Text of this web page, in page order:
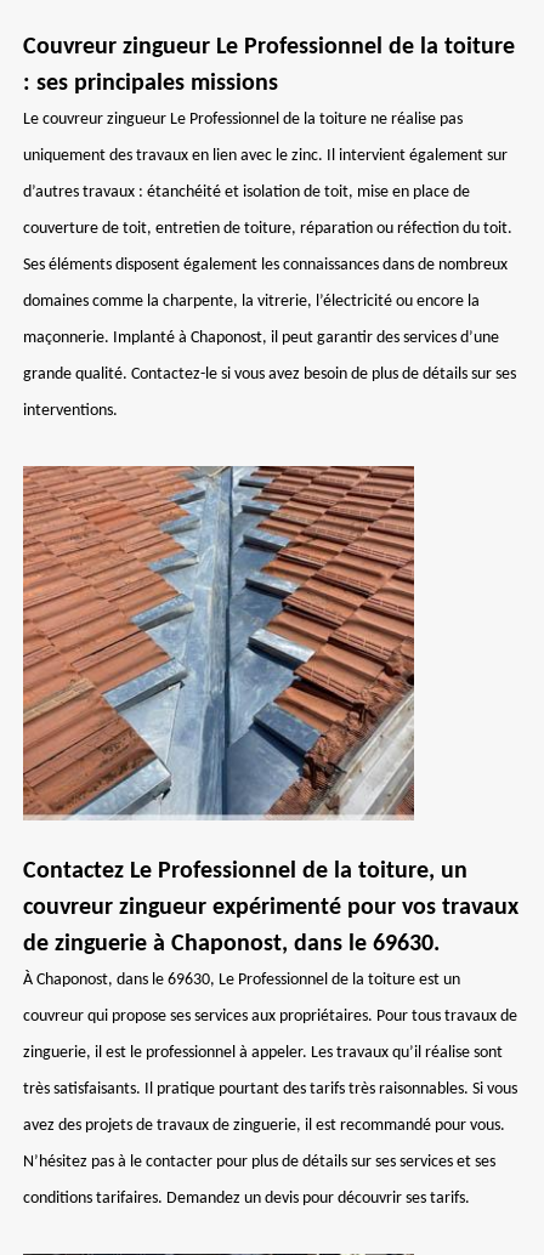
Couvreur zingueur Le Professionnel de la toiture
: ses principales missions
Le couvreur zingueur Le Professionnel de la toiture ne réalise pas
uniquement des travaux en lien avec le zinc. Il intervient également sur
d’autres travaux : étanchéité et isolation de toit, mise en place de
couverture de toit, entretien de toiture, réparation ou réfection du toit.
Ses éléments disposent également les connaissances dans de nombreux
domaines comme la charpente, la vitrerie, l’électricité ou encore la
maçonnerie. Implanté à Chaponost, il peut garantir des services d’une
grande qualité. Contactez-le si vous avez besoin de plus de détails sur ses
interventions.
Contactez Le Professionnel de la toiture, un
couvreur zingueur expérimenté pour vos travaux
de zinguerie à Chaponost, dans le 69630.
À Chaponost, dans le 69630, Le Professionnel de la toiture est un
couvreur qui propose ses services aux propriétaires. Pour tous travaux de
zinguerie, il est le professionnel à appeler. Les travaux qu’il réalise sont
très satisfaisants. Il pratique pourtant des tarifs très raisonnables. Si vous
avez des projets de travaux de zinguerie, il est recommandé pour vous.
N’hésitez pas à le contacter pour plus de détails sur ses services et ses
conditions tarifaires. Demandez un devis pour découvrir ses tarifs.